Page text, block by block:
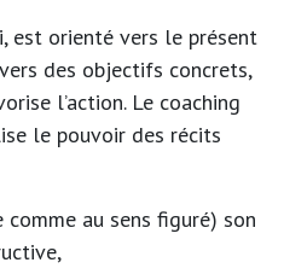
est orienté vers le présent
des objectifs concrets,
l’action. Le coaching
le pouvoir des récits
comme au sens figuré) son